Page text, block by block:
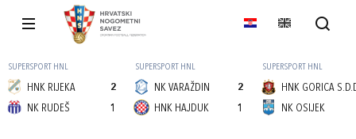
SUPERSPORT HNL
HNK RIJEKA
2
1
NK RUDEŠ
SUPERSPORT HNL
NK VARAŽDIN
2
1
HNK HAJDUK
SUPERSPORT HNL
HNK GORICA
NK OSIJEK